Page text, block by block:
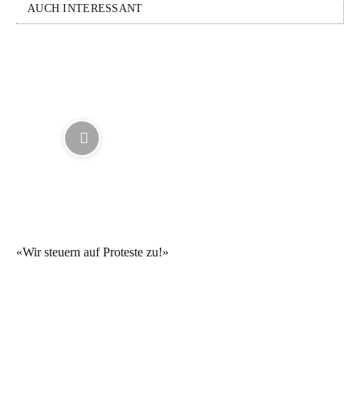
AUCH INTERESSANT
«Wir steuern auf Proteste zu!»